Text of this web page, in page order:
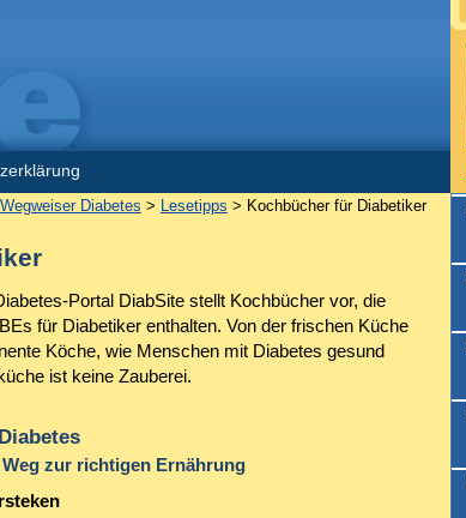
Wegweiser Diabetes > Lesetipps > Kochbücher für Diabetiker
Portal DiabSite stellt Kochbücher vor, die
für Diabetiker enthalten. Von der frischen Küche
Köche, wie Menschen mit Diabetes gesund
ist keine Zauberei.
zur richtigen Ernährung